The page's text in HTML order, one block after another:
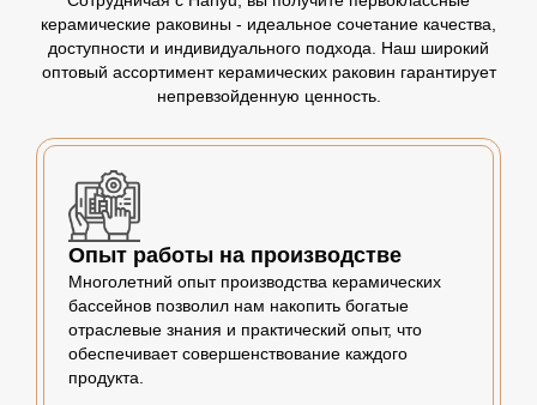
керамические раковины - идеальное сочетание качества,
доступности и индивидуального подхода. Наш широкий
оптовый ассортимент керамических раковин гарантирует
непревзойденную ценность.
Опыт работы на производстве
Многолетний опыт производства керамических
бассейнов позволил нам накопить богатые
отраслевые знания и практический опыт, что
обеспечивает совершенствование каждого
продукта.